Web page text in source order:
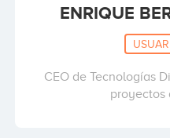
ENRIQUE
CEO de Tecnologías
proyectos